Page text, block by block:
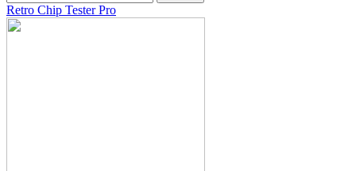
Retro Chip Tester Pro